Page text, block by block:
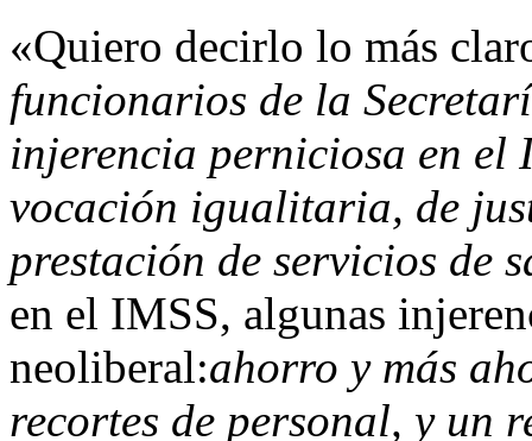
«Quiero decirlo lo más
funcionarios de la
injerencia perniciosa en el
vocación igualitaria, de
prestación de servicios de
en el IMSS, algunas
neoliberal:ahorro y más
recortes de personal, y un